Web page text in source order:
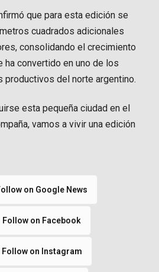
que para esta edición se
cuadrados adicionales
consolidando el crecimiento
ha convertido en uno de los
productivos del norte argentino.
esta pequeña ciudad en el
vamos a vivir una edición
on Google News
Follow on Facebook
Follow on Instagram